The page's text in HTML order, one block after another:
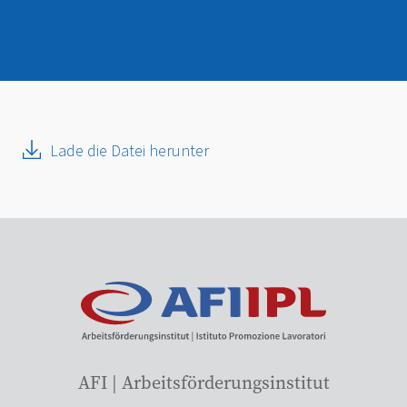
Lade die Datei herunter
AFI | Arbeitsförderungsinstitut